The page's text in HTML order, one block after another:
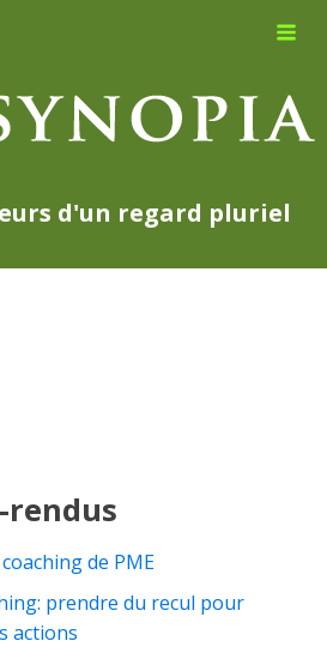
d'un regard pluriel
rendus
de PME
prendre du recul pour
actions